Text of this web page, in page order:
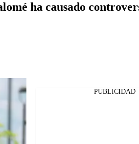
ha causado
Whatsapp
PUBLICIDAD